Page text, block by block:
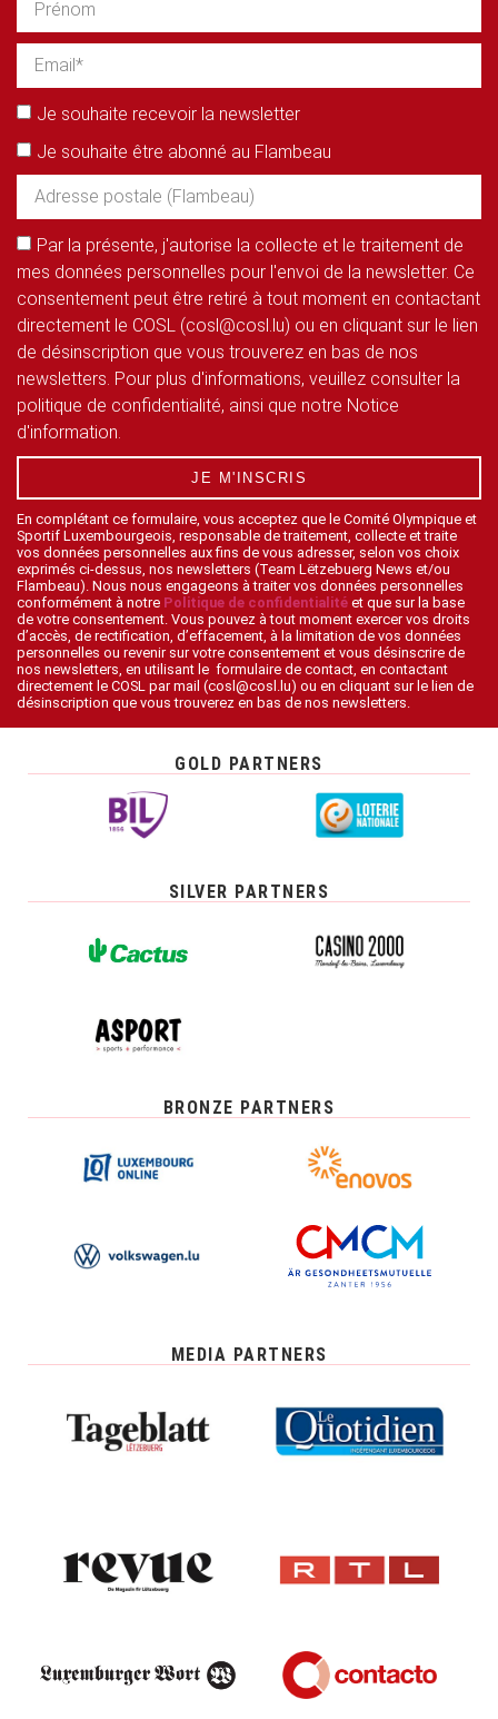
Je souhaite recevoir la newsletter
Je souhaite être abonné au Flambeau
Par la présente, j'autorise la collecte et le traitement de
mes données personnelles pour l'envoi de la newsletter. Ce
consentement peut être retiré à tout moment en contactant
directement le COSL (cosl@cosl.lu) ou en cliquant sur le lien
de désinscription que vous trouverez en bas de nos
newsletters. Pour plus d'informations, veuillez consulter la
politique de confidentialité, ainsi que notre Notice
d'information.
JE M'INSCRIS
En complétant ce formulaire, vous acceptez que le Comité Olympique et
Sportif Luxembourgeois, responsable de traitement, collecte et traite
vos données personnelles aux fins de vous adresser, selon vos choix
exprimés ci-dessus, nos newsletters (Team Lëtzebuerg News et/ou
Flambeau). Nous nous engageons à traiter vos données personnelles
conformément à notre Politique de confidentialité et que sur la base
de votre consentement. Vous pouvez à tout moment exercer vos droits
d’accès, de rectification, d’effacement, à la limitation de vos données
personnelles ou revenir sur votre consentement et vous désinscrire de
nos newsletters, en utilisant le formulaire de contact, en contactant
directement le COSL par mail (cosl@cosl.lu) ou en cliquant sur le lien de
désinscription que vous trouverez en bas de nos newsletters.
GOLD PARTNERS
SILVER PARTNERS
BRONZE PARTNERS
MEDIA PARTNERS